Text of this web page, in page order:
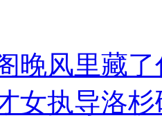
晚风里藏
女执导洛